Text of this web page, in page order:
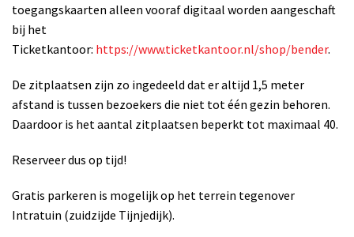
toegangskaarten alleen vooraf digitaal worden aangeschaft
bij het
Ticketkantoor: https://www.ticketkantoor.nl/shop/bender.
De zitplaatsen zijn zo ingedeeld dat er altijd 1,5 meter
afstand is tussen bezoekers die niet tot één gezin behoren.
Daardoor is het aantal zitplaatsen beperkt tot maximaal 40.
Reserveer dus op tijd!
Gratis parkeren is mogelijk op het terrein tegenover
Intratuin (zuidzijde Tijnjedijk).